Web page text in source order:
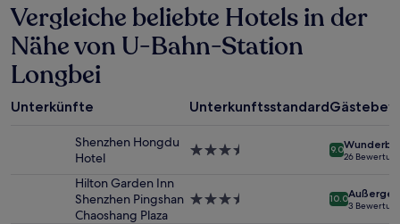
den
letzten
24 Stunden
für
einen
Aufenthalt
mit
2 Erwachsenen
Vergleiche beliebte Hotels in der
Nähe von U-Bahn-Station
Longbei
Unterkünfte Unterkunftsstandard
Shenzhen Hongdu
Hotel
3.5-
9.0
26
Hilton Garden Inn
Shenzhen Pingshan
Chaoshang Plaza
3.5-
10.0
3